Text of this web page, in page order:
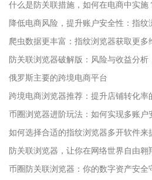
什么是防关联措施，如何在电商中实施
降低电商风险，提升账户安全性：指纹
爬虫数据更丰富：指纹浏览器获取更多
防关联浏览器破解版：风险与收益分析
俄罗斯主要的跨境电商平台
跨境电商浏览器推荐：提升店铺转化率
币圈浏览器进阶玩法：如何实现多账户
如何选择合适的指纹浏览器多开软件来
防关联浏览器，让你在网络世界自由翱
币圈防关联浏览器：你的数字资产安全